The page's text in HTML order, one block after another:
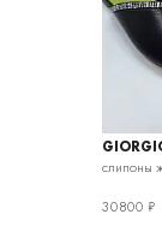
слипоны
30800 ₽